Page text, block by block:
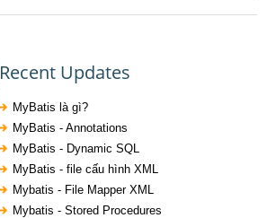
Recent Updates
MyBatis là gì?
MyBatis - Annotations
MyBatis - Dynamic SQL
MyBatis - file cấu hình XML
Mybatis - File Mapper XML
Mybatis - Stored Procedures